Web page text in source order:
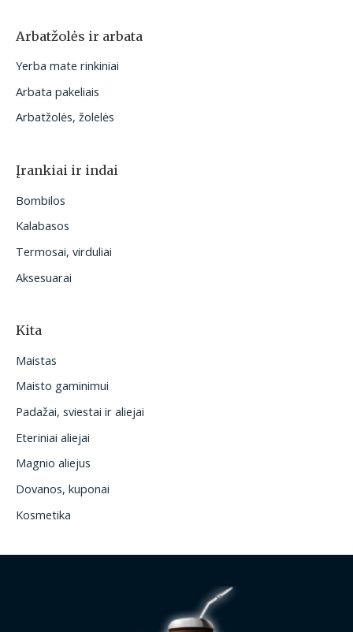
Arbatžolės ir arbata
Yerba mate rinkiniai
Arbata pakeliais
Arbatžolės, žolelės
Įrankiai ir indai
Bombilos
Kalabasos
Termosai, virduliai
Aksesuarai
Kita
Maistas
Maisto gaminimui
Padažai, sviestai ir aliejai
Eteriniai aliejai
Magnio aliejus
Dovanos, kuponai
Kosmetika